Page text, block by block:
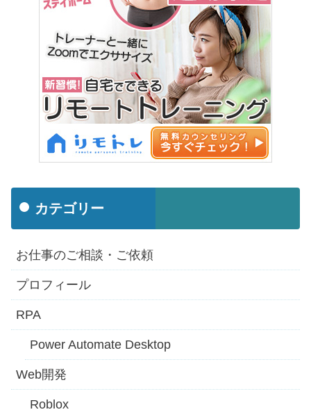
カテゴリー
お仕事のご相談・ご依頼
プロフィール
RPA
Power Automate Desktop
Web開発
Roblox